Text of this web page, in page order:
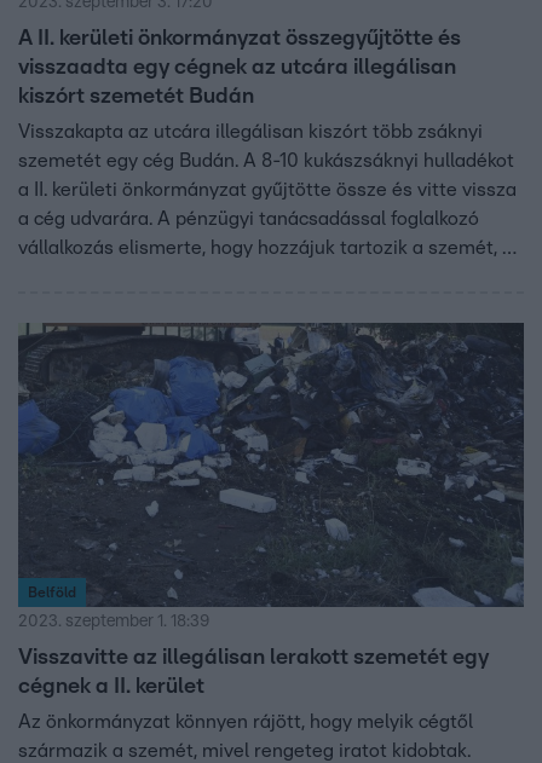
A II. kerületi önkormányzat összegyűjtötte és
visszaadta egy cégnek az utcára illegálisan
kiszórt szemetét Budán
Visszakapta az utcára illegálisan kiszórt több zsáknyi
szemetét egy cég Budán. A 8-10 kukászsáknyi hulladékot
a II. kerületi önkormányzat gyűjtötte össze és vitte vissza
a cég udvarára. A pénzügyi tanácsadással foglalkozó
vállalkozás elismerte, hogy hozzájuk tartozik a szemét, de
Belföld
2023. szeptember 1. 18:39
Visszavitte az illegálisan lerakott szemetét egy
cégnek a II. kerület
Az önkormányzat könnyen rájött, hogy melyik cégtől
származik a szemét, mivel rengeteg iratot kidobtak.